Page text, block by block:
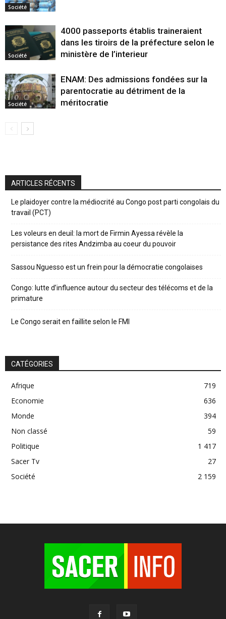
Société
Société
4000 passeports établis traineraient
dans les tiroirs de la préfecture selon le
ministère de l’interieur
Société
ENAM: Des admissions fondées sur la
parentocratie au détriment de la
méritocratie
ARTICLES RÉCENTS
Le plaidoyer contre la médiocrité au Congo post parti congolais du
travail (PCT)
Les voleurs en deuil: la mort de Firmin Ayessa révèle la
persistance des rites Andzimba au coeur du pouvoir
Sassou Nguesso est un frein pour la démocratie congolaises
Congo: lutte d’influence autour du secteur des télécoms et de la
primature
Le Congo serait en faillite selon le FMI
CATÉGORIES
Afrique
719
Economie
636
Monde
394
Non classé
59
Politique
1 417
Sacer Tv
27
Société
2 159